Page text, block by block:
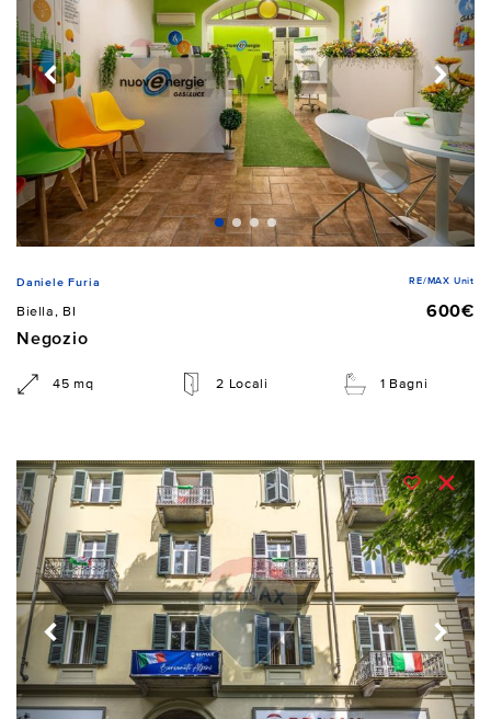
Daniele Furia RE/MAX Unit
Biella, BI
600€
Negozio
45 mq 2 Locali 1 Bagni